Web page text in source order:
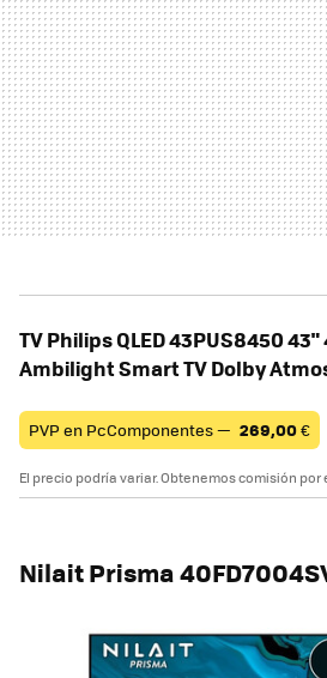
TV Philips QLED 43PUS8450 43"
Ambilight Smart TV Dolby
PVP en PcComponentes — 269,00€
El precio podría variar. Obtenemos comisión
Nilait Prisma